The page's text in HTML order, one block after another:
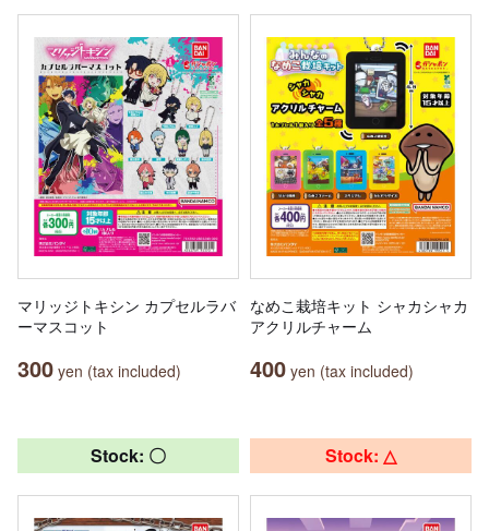
マリッジトキシン カプセルラバ
ーマスコット
300 yen (tax included)
なめこ栽培キット シャカシャカ
アクリルチャーム
400 yen (tax included)
Stock: 〇 Stock: △